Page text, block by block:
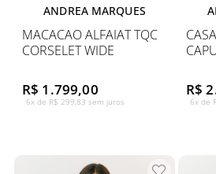
ANDREA MARQUES
MACACAO ALFAIAT TQC
CORSELET WIDE
R$ 1.799,00
6x de R$ 299,83 sem juros
R$
6x de